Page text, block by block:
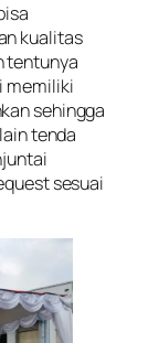
kualitas
tentunya
memiliki
sehingga
tenda
sesuai